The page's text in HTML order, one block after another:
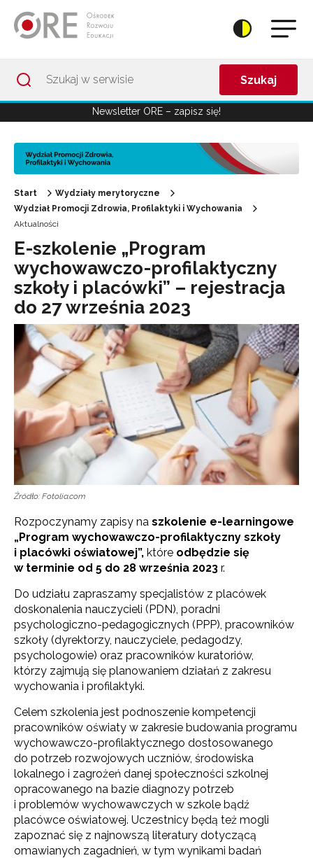
Szukaj
Newsletter ORE – zapisz się!
Start
Wydziały merytoryczne
Wydział Promocji Zdrowia, Profilaktyki i Wychowania
Aktualności
E-szkolenie „Program
wychowawczo-profilaktyczny
szkoły i placówki” – rejestracja
do 27 września 2023
Źródło: Fotolia.com
Rozpoczynamy zapisy na szkolenie e-learningowe
„Program wychowawczo-profilaktyczny szkoły
i placówki oświatowej”, które odbędzie się
w terminie od 5 do 28 września 2023 r.
Do udziału zapraszamy specjalistów z placówek
doskonalenia nauczycieli (PDN), poradni
psychologiczno-pedagogicznych (PPP), pracowników
szkoły (dyrektorzy, nauczyciele, pedagodzy,
psychologowie) oraz pracowników kuratoriów,
którzy zajmują się planowaniem działań z zakresu
wychowania i profilaktyki.
Celem szkolenia jest podnoszenie kompetencji
pracowników oświaty w zakresie budowania programu
wychowawczo-profilaktycznego dostosowanego
do potrzeb rozwojowych uczniów, środowiska
lokalnego i zagrożeń danej społeczności szkolnej
opracowanego na bazie diagnozy potrzeb
i problemów wychowawczych w szkole bądź
placówce oświatowej. Uczestnicy będą też mogli
zapoznać się z najnowszą literatury dotyczącą
omawianych zagadnień, w tym wynikami badań